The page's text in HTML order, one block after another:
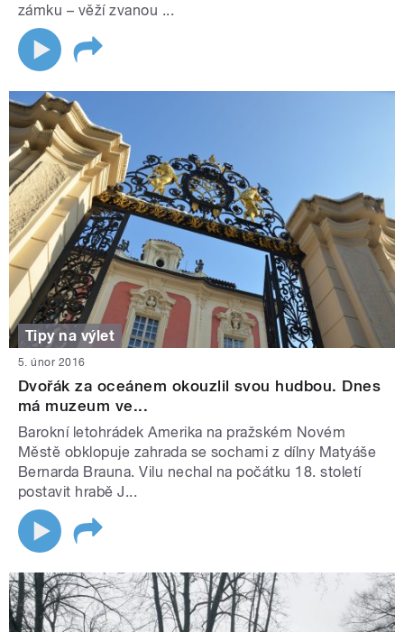
zámku – věží zvanou ...
Tipy na výlet
5. únor 2016
Dvořák za oceánem okouzlil svou hudbou. Dnes
má muzeum ve...
Barokní letohrádek Amerika na pražském Novém
Městě obklopuje zahrada se sochami z dílny Matyáše
Bernarda Brauna. Vilu nechal na počátku 18. století
postavit hrabě J...